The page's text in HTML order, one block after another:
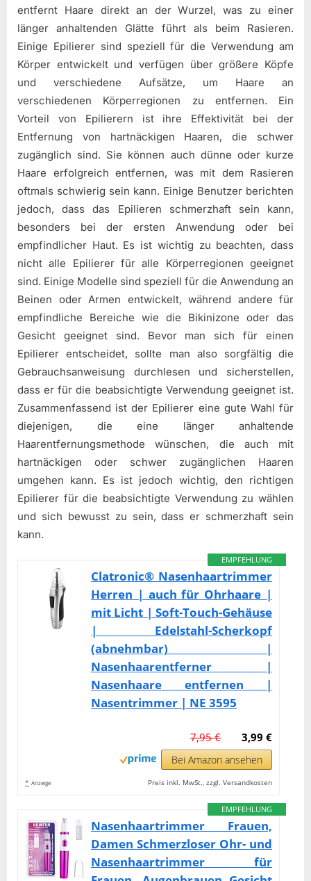
entfernt Haare direkt an der Wurzel, was zu einer
länger anhaltenden Glätte führt als beim Rasieren.
Einige Epilierer sind speziell für die Verwendung am
Körper entwickelt und verfügen über größere Köpfe
und verschiedene Aufsätze, um Haare an
verschiedenen Körperregionen zu entfernen. Ein
Vorteil von Epilierern ist ihre Effektivität bei der
Entfernung von hartnäckigen Haaren, die schwer
zugänglich sind. Sie können auch dünne oder kurze
Haare erfolgreich entfernen, was mit dem Rasieren
oftmals schwierig sein kann. Einige Benutzer berichten
jedoch, dass das Epilieren schmerzhaft sein kann,
besonders bei der ersten Anwendung oder bei
empfindlicher Haut. Es ist wichtig zu beachten, dass
nicht alle Epilierer für alle Körperregionen geeignet
sind. Einige Modelle sind speziell für die Anwendung an
Beinen oder Armen entwickelt, während andere für
empfindliche Bereiche wie die Bikinizone oder das
Gesicht geeignet sind. Bevor man sich für einen
Epilierer entscheidet, sollte man also sorgfältig die
Gebrauchsanweisung durchlesen und sicherstellen,
dass er für die beabsichtigte Verwendung geeignet ist.
Zusammenfassend ist der Epilierer eine gute Wahl für
diejenigen, die eine länger anhaltende
Haarentfernungsmethode wünschen, die auch mit
hartnäckigen oder schwer zugänglichen Haaren
umgehen kann. Es ist jedoch wichtig, den richtigen
Epilierer für die beabsichtigte Verwendung zu wählen
und sich bewusst zu sein, dass er schmerzhaft sein
kann.
EMPFEHLUNG
Clatronic® Nasenhaartrimmer
Herren | auch für Ohrhaare |
mit Licht | Soft-Touch-Gehäuse
| Edelstahl-Scherkopf
(abnehmbar) |
Nasenhaarentferner |
Nasenhaare entfernen |
Nasentrimmer | NE 3595
3,99 €
7,95 €
Bei Amazon ansehen
* Anzeige Preis inkl. MwSt., zzgl. Versandkosten
EMPFEHLUNG
Nasenhaartrimmer Frauen,
Damen Schmerzloser Ohr- und
Nasenhaartrimmer für